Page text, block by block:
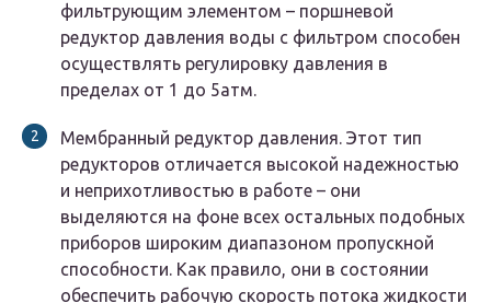
фильтрующим элементом – поршневой
редуктор давления воды с фильтром способен
осуществлять регулировку давления в
пределах от 1 до 5атм.
Мембранный редуктор давления. Этот тип
редукторов отличается высокой надежностью
и неприхотливостью в работе – они
выделяются на фоне всех остальных подобных
приборов широким диапазоном пропускной
способности. Как правило, они в состоянии
обеспечить рабочую скорость потока жидкости